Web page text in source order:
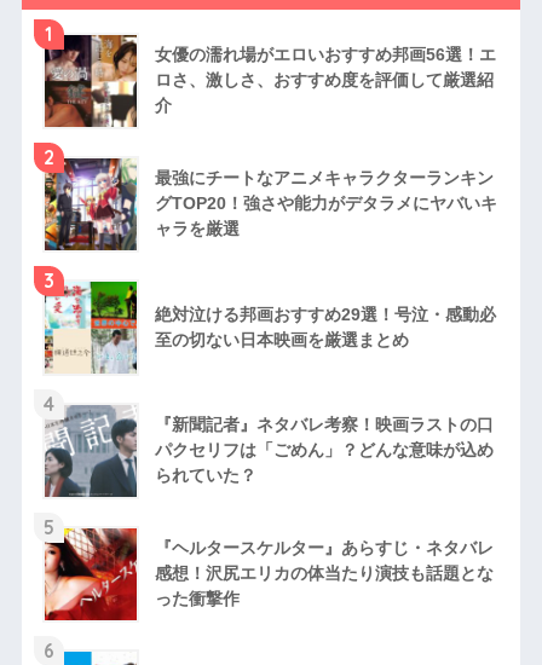
1
女優の濡れ場がエロいおすすめ邦画56選！エ
ロさ、激しさ、おすすめ度を評価して厳選紹
介
2
最強にチートなアニメキャラクターランキン
グTOP20！強さや能力がデタラメにヤバいキ
ャラを厳選
3
絶対泣ける邦画おすすめ29選！号泣・感動必
至の切ない日本映画を厳選まとめ
4
『新聞記者』ネタバレ考察！映画ラストの口
パクセリフは「ごめん」？どんな意味が込め
られていた？
5
『ヘルタースケルター』あらすじ・ネタバレ
感想！沢尻エリカの体当たり演技も話題とな
った衝撃作
6